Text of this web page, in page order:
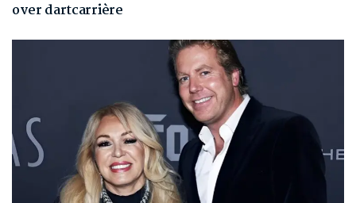
over dartcarrière